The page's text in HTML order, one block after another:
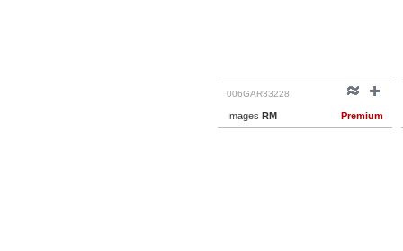
006GAR33228
Images RM Premium